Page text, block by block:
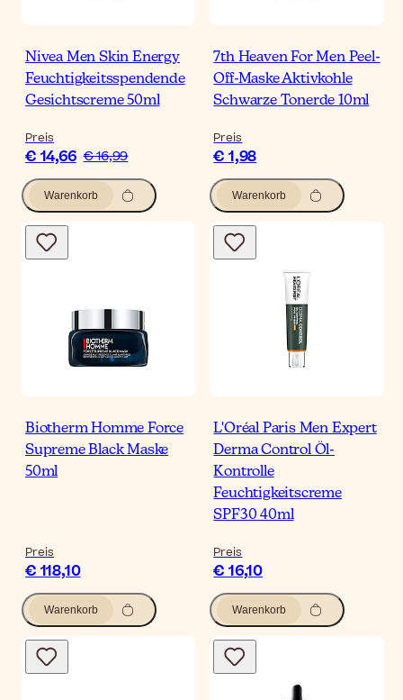
Nivea Men Skin Energy
Feuchtigkeitsspendende
Gesichtscreme 50ml
Preis
€ 14,66 € 16,99
Warenkorb
7th Heaven For Men Peel-
Off-Maske Aktivkohle
Schwarze Tonerde 10ml
Preis
€ 1,98
Warenkorb
Biotherm Homme Force
Supreme Black Maske
50ml
Preis
€ 118,10
Warenkorb
L'Oréal Paris Men Expert
Derma Control Öl-
Kontrolle
Feuchtigkeitscreme
SPF30 40ml
Preis
€ 16,10
Warenkorb